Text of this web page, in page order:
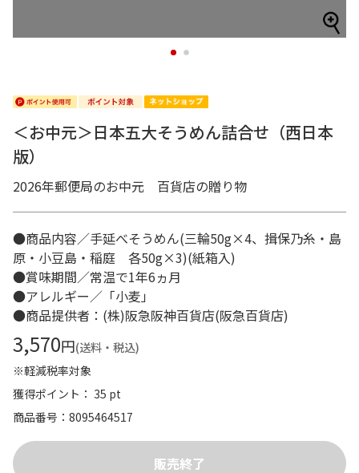
1 2
＜お中元＞日本五大そうめん詰合せ（西日本
版）
2026年郵便局のお中元 百貨店の贈り物
●商品内容／手延べそうめん(三輪50g×4、揖保乃糸・島
原・小豆島・稲庭 各50g×3)(紙箱入)
●賞味期間／常温で1年6ヵ月
●アレルギー／「小麦」
●商品提供者：(株)阪急阪神百貨店(阪急百貨店)
3,570円(送料・税込)
※軽減税率対象
獲得ポイント： 35 pt
商品番号
8095464517